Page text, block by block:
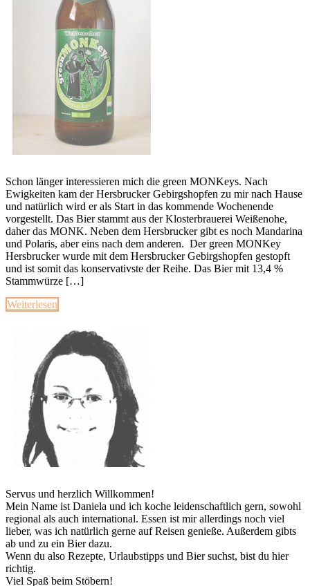
Schon länger interessieren mich die green MONKeys. Nach
Ewigkeiten kam der Hersbrucker Gebirgshopfen zu mir nach Hause
und natürlich wird er als Start in das kommende Wochenende
vorgestellt. Das Bier stammt aus der Klosterbrauerei Weißenohe,
daher das MONK. Neben dem Hersbrucker gibt es noch Mandarina
und Polaris, aber eins nach dem anderen. Der green MONKey
Hersbrucker wurde mit dem Hersbrucker Gebirgshopfen gestopft
und ist somit das konservativste der Reihe. Das Bier mit 13,4 %
Stammwürze […]
Weiterlesen
Servus und herzlich Willkommen!
Mein Name ist Daniela und ich koche leidenschaftlich gern, sowohl
regional als auch international. Essen ist mir allerdings noch viel
lieber, was ich natürlich gerne auf Reisen genieße. Außerdem gibts
ab und zu ein Bier dazu.
Wenn du also Rezepte, Urlaubstipps und Bier suchst, bist du hier
richtig.
Viel Spaß beim Stöbern!